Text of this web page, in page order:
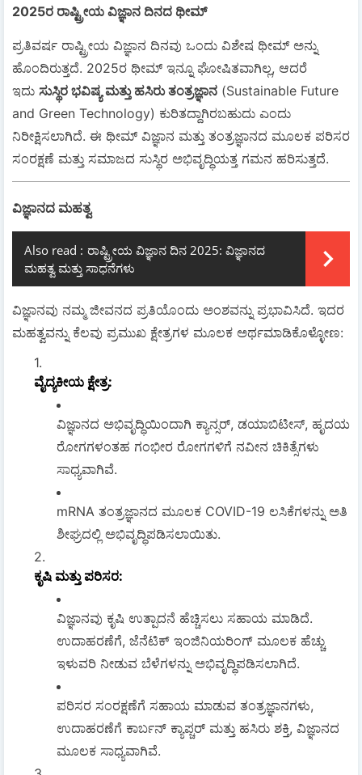
2025ರ ರಾಷ್ಟ್ರೀಯ ವಿಜ್ಞಾನ ದಿನದ ಥೀಮ್
ಪ್ರತಿವರ್ಷ ರಾಷ್ಟ್ರೀಯ ವಿಜ್ಞಾನ ದಿನವು ಒಂದು ವಿಶೇಷ ಥೀಮ್ ಅನ್ನು
ಹೊಂದಿರುತ್ತದೆ. 2025ರ ಥೀಮ್ ಇನ್ನೂ ಘೋಷಿತವಾಗಿಲ್ಲ, ಆದರೆ
ಇದು ಸುಸ್ಥಿರ ಭವಿಷ್ಯ ಮತ್ತು ಹಸಿರು ತಂತ್ರಜ್ಞಾನ (Sustainable Future
and Green Technology) ಕುರಿತದ್ದಾಗಿರಬಹುದು ಎಂದು
ನಿರೀಕ್ಷಿಸಲಾಗಿದೆ. ಈ ಥೀಮ್ ವಿಜ್ಞಾನ ಮತ್ತು ತಂತ್ರಜ್ಞಾನದ ಮೂಲಕ ಪರಿಸರ
ಸಂರಕ್ಷಣೆ ಮತ್ತು ಸಮಾಜದ ಸುಸ್ಥಿರ ಅಭಿವೃದ್ಧಿಯತ್ತ ಗಮನ ಹರಿಸುತ್ತದೆ.
ವಿಜ್ಞಾನದ ಮಹತ್ವ
Also read : ರಾಷ್ಟ್ರೀಯ ವಿಜ್ಞಾನ ದಿನ 2025: ವಿಜ್ಞಾನದ
ಮಹತ್ವ ಮತ್ತು ಸಾಧನೆಗಳು
ವಿಜ್ಞಾನವು ನಮ್ಮ ಜೀವನದ ಪ್ರತಿಯೊಂದು ಅಂಶವನ್ನು ಪ್ರಭಾವಿಸಿದೆ. ಇದರ
ಮಹತ್ವವನ್ನು ಕೆಲವು ಪ್ರಮುಖ ಕ್ಷೇತ್ರಗಳ ಮೂಲಕ ಅರ್ಥಮಾಡಿಕೊಳ್ಳೋಣ:
ವೈದ್ಯಕೀಯ ಕ್ಷೇತ್ರ:
ವಿಜ್ಞಾನದ ಅಭಿವೃದ್ಧಿಯಿಂದಾಗಿ ಕ್ಯಾನ್ಸರ್, ಡಯಾಬಿಟೀಸ್, ಹೃದಯ
ರೋಗಗಳಂತಹ ಗಂಭೀರ ರೋಗಗಳಿಗೆ ನವೀನ ಚಿಕಿತ್ಸೆಗಳು
ಸಾಧ್ಯವಾಗಿವೆ.
mRNA ತಂತ್ರಜ್ಞಾನದ ಮೂಲಕ COVID-19 ಲಸಿಕೆಗಳನ್ನು ಅತಿ
ಶೀಘ್ರದಲ್ಲಿ ಅಭಿವೃದ್ಧಿಪಡಿಸಲಾಯಿತು.
ಕೃಷಿ ಮತ್ತು ಪರಿಸರ:
ವಿಜ್ಞಾನವು ಕೃಷಿ ಉತ್ಪಾದನೆ ಹೆಚ್ಚಿಸಲು ಸಹಾಯ ಮಾಡಿದೆ.
ಉದಾಹರಣೆಗೆ, ಜೆನೆಟಿಕ್ ಇಂಜಿನಿಯರಿಂಗ್ ಮೂಲಕ ಹೆಚ್ಚು
ಇಳುವರಿ ನೀಡುವ ಬೆಳೆಗಳನ್ನು ಅಭಿವೃದ್ಧಿಪಡಿಸಲಾಗಿದೆ.
ಪರಿಸರ ಸಂರಕ್ಷಣೆಗೆ ಸಹಾಯ ಮಾಡುವ ತಂತ್ರಜ್ಞಾನಗಳು,
ಉದಾಹರಣೆಗೆ ಕಾರ್ಬನ್ ಕ್ಯಾಪ್ಚರ್ ಮತ್ತು ಹಸಿರು ಶಕ್ತಿ, ವಿಜ್ಞಾನದ
ಮೂಲಕ ಸಾಧ್ಯವಾಗಿವೆ.